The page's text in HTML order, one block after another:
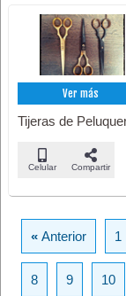
Ver más
Tijeras de
Celular Compartir
«Anterior 1
8 9 10